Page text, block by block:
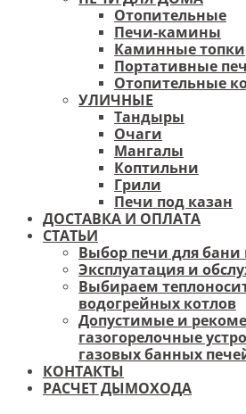
Отопительные
Печи-камины
Каминные топки
Портативные
Отопительные
УЛИЧНЫЕ
Тандыры
Очаги
Мангалы
Коптильни
Грили
Печи под казан
ДОСТАВКА И ОПЛАТА
СТАТЬИ
Выбор печи для
Эксплуатация и
Выбираем
водогрейных котлов
Допустимые и
газогорелочные
газовых банных
КОНТАКТЫ
РАСЧЕТ ДЫМОХОДА